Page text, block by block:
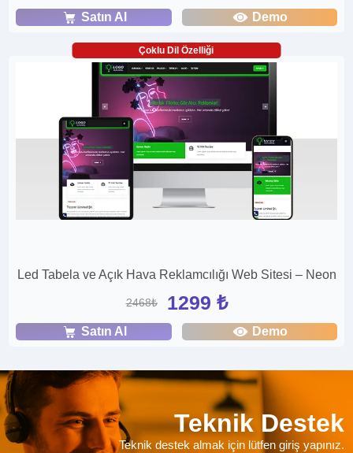
Satın Al Demo
Çoklu Dil Özelliği
Led Tabela ve Açık Hava Reklamcılığı Web Sitesi – Neon
2468₺ 1299 ₺
Satın Al Demo
Teknik Destek
Teknik destek almak için lütfen giriş yapınız.